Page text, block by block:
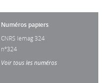
Numéros papiers
CNRS lemag 324
n°324
Voir tous les numéros